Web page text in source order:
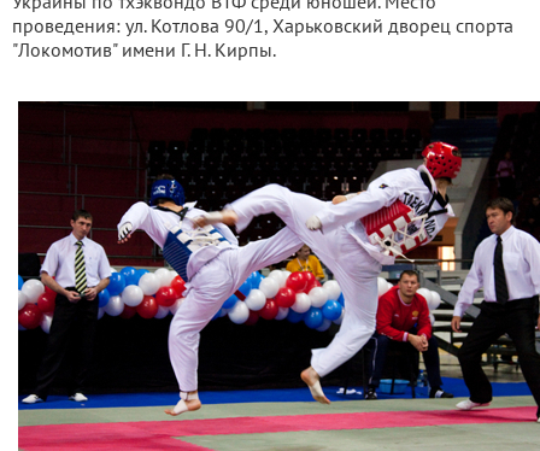
проведения: ул. Котлова 90/1, Харьковский дворец спорта
"Локомотив" имени Г. Н. Кирпы.